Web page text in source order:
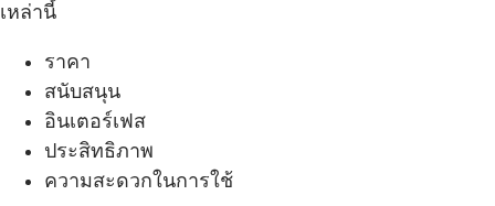
เหล่านี้
ราคา
สนับสนุน
อินเตอร์เฟส
ประสิทธิภาพ
ความสะดวกในการใช้